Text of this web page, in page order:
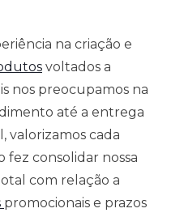
na criação e
voltados a
nos preocupamos na
até a entrega
valorizamos cada
fez consolidar nossa
com relação a
promocionais e prazos